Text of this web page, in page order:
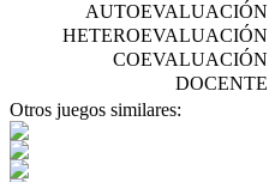
AUTOEVALUACIÓN
HETEROEVALUACIÓN
COEVALUACIÓN
DOCENTE
Otros juegos similares: